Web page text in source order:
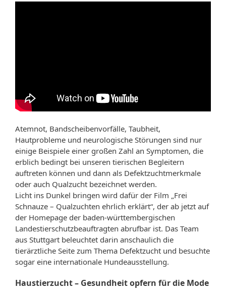
Atemnot, Bandscheibenvorfälle, Taubheit,
Hautprobleme und neurologische Störungen sind nur
einige Beispiele einer großen Zahl an Symptomen, die
erblich bedingt bei unseren tierischen Begleitern
auftreten können und dann als Defektzuchtmerkmale
oder auch Qualzucht bezeichnet werden.
Licht ins Dunkel bringen wird dafür der Film „Frei
Schnauze – Qualzuchten ehrlich erklärt“, der ab jetzt auf
der Homepage der baden-württembergischen
Landestierschutzbeauftragten abrufbar ist. Das Team
aus Stuttgart beleuchtet darin anschaulich die
tierärztliche Seite zum Thema Defektzucht und besuchte
sogar eine internationale Hundeausstellung.
Haustierzucht – Gesundheit opfern für die Mode